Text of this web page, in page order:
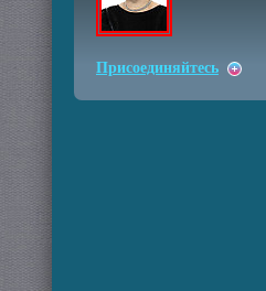
Присоединяйтесь